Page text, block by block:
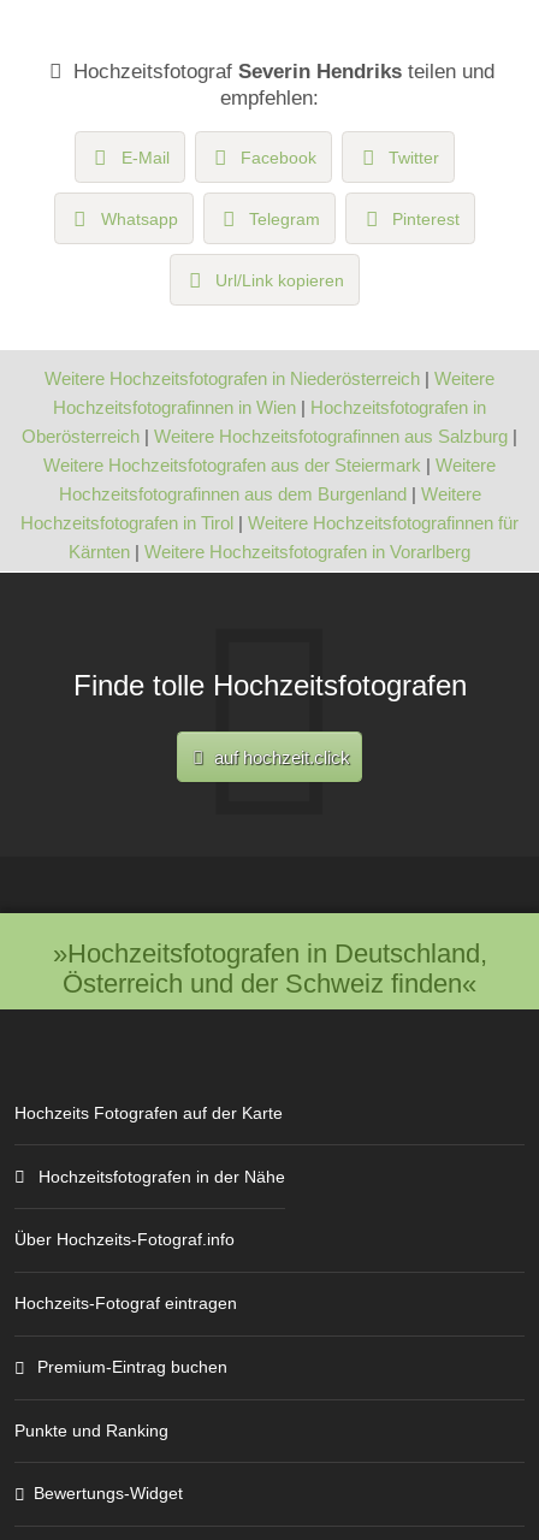
Hochzeitsfotograf Severin Hendriksteilen und
empfehlen:
E-Mail Facebook Twitter
Whatsapp Telegram Pinterest
Url/Link kopieren
Weitere Hochzeitsfotografen in Niederösterreich | Weitere
Hochzeitsfotografinnen in Wien | Hochzeitsfotografen in
Oberösterreich | Weitere Hochzeitsfotografinnen aus Salzburg |
Weitere Hochzeitsfotografen aus der Steiermark | Weitere
Hochzeitsfotografinnen aus dem Burgenland| Weitere
Hochzeitsfotografen in Tirol | Weitere Hochzeitsfotografinnen für
Kärnten | Weitere Hochzeitsfotografen in Vorarlberg
Finde tolle Hochzeitsfotografen
auf hochzeit.click
»Hochzeitsfotografen in Deutschland,
Österreich und der Schweiz finden«
Hochzeits Fotografen auf der Karte
Hochzeitsfotografen in der Nähe
Über Hochzeits-Fotograf.info
Hochzeits-Fotograf eintragen
Premium-Eintrag buchen
Punkte und Ranking
Bewertungs-Widget